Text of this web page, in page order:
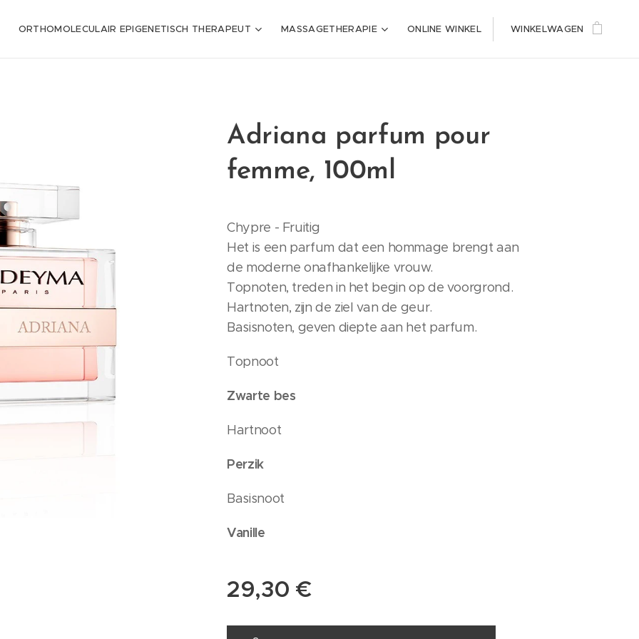
ORTHOMOLECULAIR EPIGENETISCH THERAPEUT MASSAGETHERAPIE ONLINE WINKEL WINKELWAGEN
Adriana parfum pour
femme, 100ml
Chypre - Fruitig
Het is een parfum dat een hommage brengt aan
de moderne onafhankelijke vrouw.
Topnoten, treden in het begin op de voorgrond.
Hartnoten, zijn de ziel van de geur.
Basisnoten, geven diepte aan het parfum.
Topnoot
Zwarte bes
Hartnoot
Perzik
Basisnoot
Vanille
29,30 €